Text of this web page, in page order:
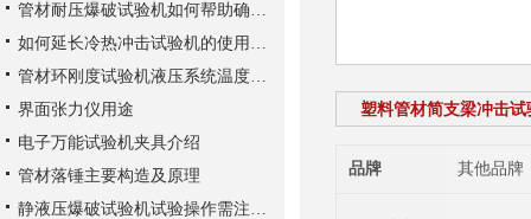
塑料管材简支梁冲击试
品牌 其他品牌
管材耐压爆破试验机如何帮助确保管道的安全运行？
如何延长冷热冲击试验机的使用寿命
管材环刚度试验机液压系统温度过高的危害及解决办法
界面张力仪用途
电子万能试验机夹具介绍
管材落锤主要构造及原理
静液压爆破试验机试验操作需注意哪些安全事项？